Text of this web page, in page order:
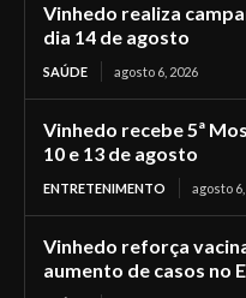
Vinhedo realiza
dia 14 de agosto
SAÚDE agosto 6, 2026
Vinhedo recebe 5ª
10 e 13 de agosto
ENTRETENIMENTO agosto
Vinhedo reforça
aumento de casos no